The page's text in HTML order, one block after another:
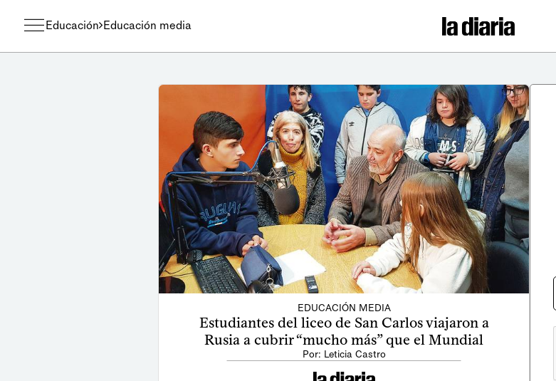
Educación Educación media
EDUCACIÓN MEDIA
Estudiantes del liceo de San Carlos viajaron a
Rusia a cubrir “mucho más” que el Mundial
Por: Leticia Castro